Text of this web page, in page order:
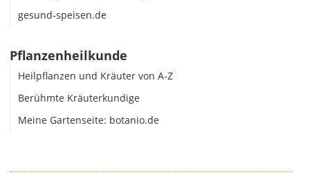
gesund-speisen.de
Pflanzenheilkunde
Heilpflanzen und Kräuter von A-Z
Berühmte Kräuterkundige
Meine Gartenseite: botanio.de